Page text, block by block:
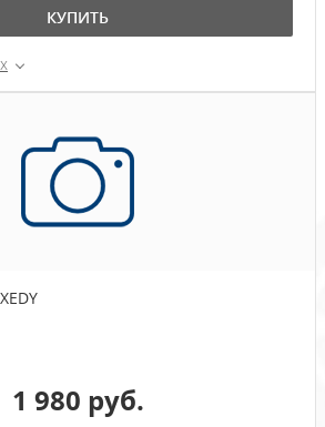
КУПИТЬ
1 980 руб.